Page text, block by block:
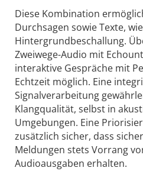
Diese Kombination
Durchsagen sowie Texte,
Hintergrundbeschallung.
Zweiwege-Audio mit
interaktive Gespräche mit
Echtzeit möglich. Eine
Signalverarbeitung
Klangqualität, selbst in
Umgebungen. Eine
zusätzlich sicher, dass
Meldungen stets Vorrang
Audioausgaben erhalten.